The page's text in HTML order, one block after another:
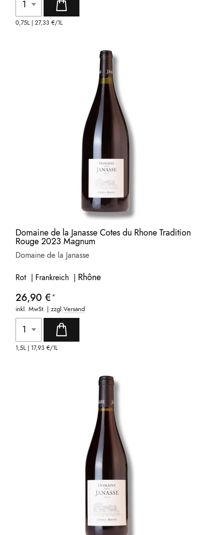
0,75L |27,33 €/1L
Domaine de la Janasse Cotes du Rhone Tradition
Rouge 2023 Magnum
Domaine de la Janasse
Rot | Frankreich | Rhône
26,90 €
inkl. MwSt. | zzgl.Versand
1,5L | 17,93 €/1L